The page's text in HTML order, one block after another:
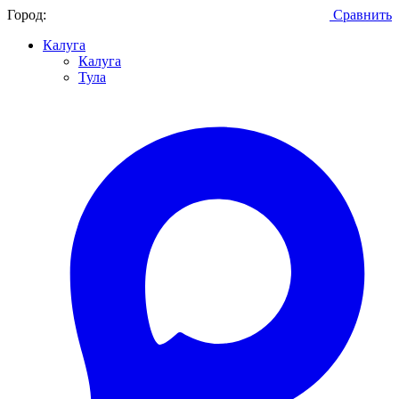
Город:
Калуга
Калуга
Тула
Сравнить